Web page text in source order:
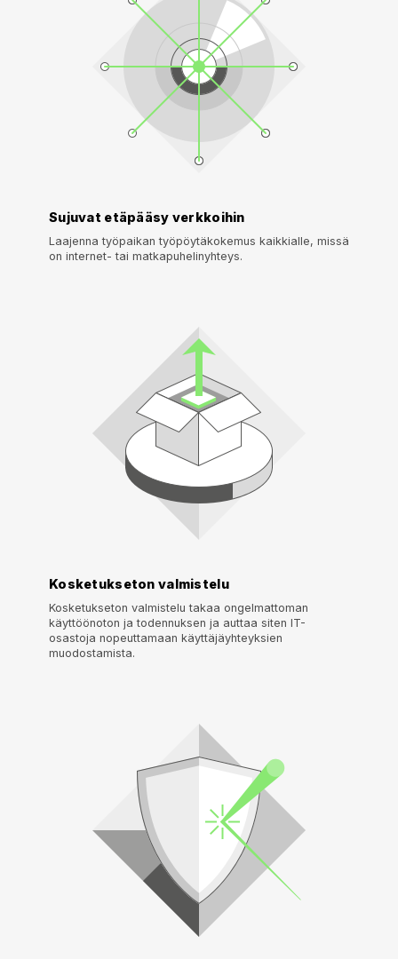
Sujuvat etäpääsy verkkoihin
Laajenna työpaikan työpöytäkokemus kaikkialle, missä
on internet- tai matkapuhelinyhteys.
Kosketukseton valmistelu
Kosketukseton valmistelu takaa ongelmattoman
käyttöönoton ja todennuksen ja auttaa siten IT-
osastoja nopeuttamaan käyttäjäyhteyksien
muodostamista.